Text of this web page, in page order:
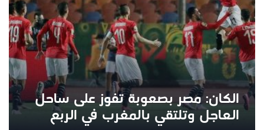
الكان: مصر بصعوبة تفوز على ساحل
العاجل وتلتقي بالمغرب في الربع